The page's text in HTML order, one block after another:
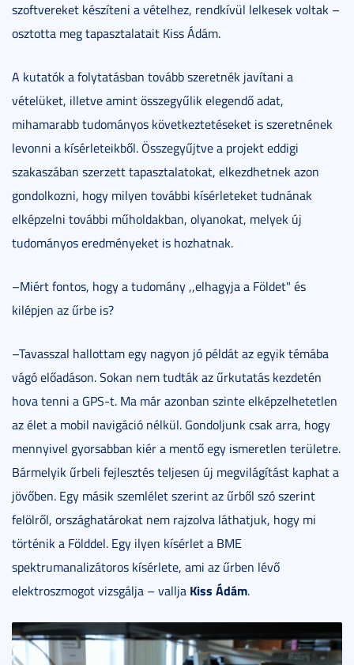
szoftvereket készíteni a vételhez, rendkívül lelkesek voltak –
osztotta meg tapasztalatait Kiss Ádám.
A kutatók a folytatásban tovább szeretnék javítani a
vételüket, illetve amint összegyűlik elegendő adat,
mihamarabb tudományos következtetéseket is szeretnének
levonni a kísérleteikből. Összegyűjtve a projekt eddigi
szakaszában szerzett tapasztalatokat, elkezdhetnek azon
gondolkozni, hogy milyen további kísérleteket tudnának
elképzelni további műholdakban, olyanokat, melyek új
tudományos eredményeket is hozhatnak.
–Miért fontos, hogy a tudomány ,,elhagyja a Földet" és
kilépjen az űrbe is?
–Tavasszal hallottam egy nagyon jó példát az egyik témába
vágó előadáson. Sokan nem tudták az űrkutatás kezdetén
hova tenni a GPS-t. Ma már azonban szinte elképzelhetetlen
az élet a mobil navigáció nélkül. Gondoljunk csak arra, hogy
mennyivel gyorsabban kiér a mentő egy ismeretlen területre.
Bármelyik űrbeli fejlesztés teljesen új megvilágítást kaphat a
jövőben. Egy másik szemlélet szerint az űrből szó szerint
felölről, országhatárokat nem rajzolva láthatjuk, hogy mi
történik a Földdel. Egy ilyen kísérlet a BME
spektrumanalizátoros kísérlete, ami az űrben lévő
elektroszmogot vizsgálja – vallja Kiss Ádám.